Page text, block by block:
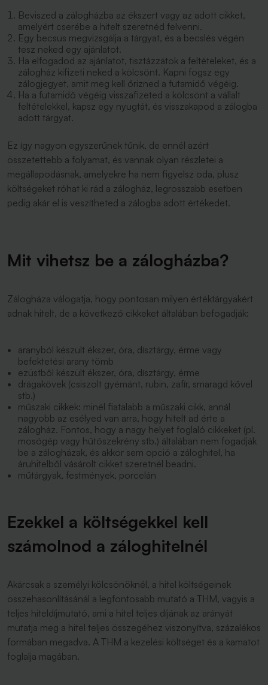
Beviszed a zálogházba az ékszert vagy az adott cikket,
amelyért cserébe a hitelt szeretnéd felvenni.
Egy becsüs megvizsgálja a tárgyat, és a becslés végén
tesz neked egy ajánlatot.
Ha elfogadod az ajánlatot, tisztázzátok a feltételeket, és a
zálogház kifizeti neked a kölcsönt. Kapni fogsz egy
zálogjegyet, amit meg kell őrizned a futamidő végéig.
Ha a futamidő végéig visszafizeted a kölcsönt a vállalt
feltételekkel, kapsz egy nyugtát, és visszakapod a zálogba
adott tárgyat.
Ez így nagyon egyszerűnek tűnik, de ennél azért
összetettebb a folyamat, és vannak olyan részletei a
megállapodásnak, amelyekre ha nem figyelsz oda, plusz
költségeket róhat ki rád a zálogház, legrosszabb esetben
pedig akár el is veszítheted a zálogba adott értékedet.
Mit vihetsz be a zálogházba?
Zálogháza válogatja, hogy pontosan milyen értéktárgyakért
adnak hitelt, de a következő cikkeket általában befogadják:
aranyból készült ékszer, óra, dísztárgy, érme vagy
befektetési arany tömb
ezüstből készült ékszer, óra, dísztárgy, érme
drágakövek (csiszolt gyémánt, rubin, zafír, smaragd kővel
stb.)
műszaki cikkek: minél fiatalabb a műszaki cikk, annál
nagyobb az esélyed van arra, hogy hitelt ad érte a
zálogház. Fontos, hogy a nagy helyet foglaló cikkeket (pl.
mosógép vagy hűtőszekrény stb.) általában nem fogadják
be a zálogházak, és akkor sem opció a záloghitel, ha
áruhitelből vásárolt cikket szeretnél beadni.
műtárgyak, festmények, porcelán
Ezekkel a költségekkel kell
számolnod a záloghitelnél
Akárcsak a személyi kölcsönöknél, a hitel költségeinek
összehasonlításánál a legfontosabb mutató a THM, vagyis a
teljes hiteldíjmutató, ami a hitel teljes díjának az arányát
mutatja meg a hitel teljes összegéhez viszonyítva, százalékos
formában megadva. A THM a kezelési költséget és a kamatot
foglalja magában.